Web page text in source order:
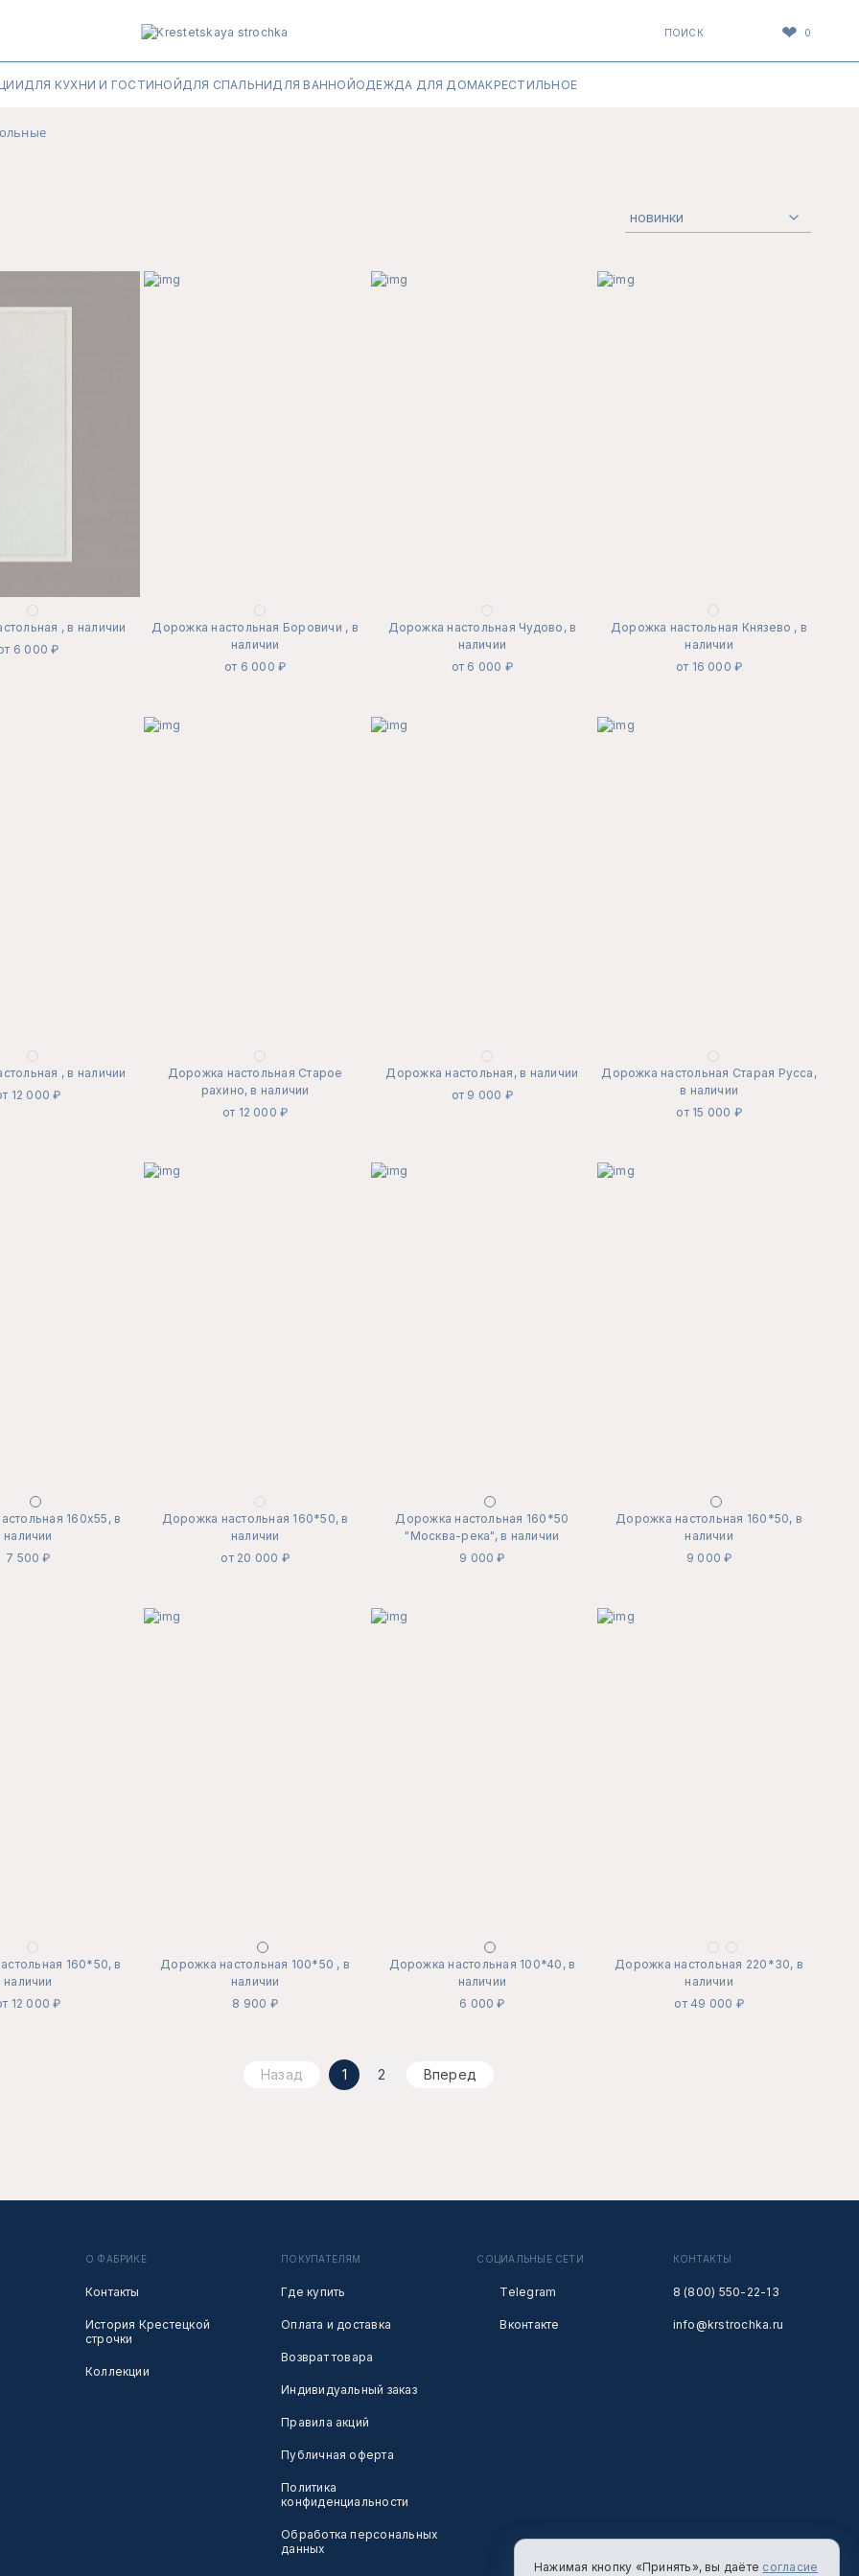
ПОИСК ❤ 0
ДЛЯ КУХНИ И ГОСТИНОЙДЛЯ СПАЛЬНИДЛЯ ВАННОЙОДЕЖДА ДЛЯ ДОМАКРЕСТИЛЬНОЕ
, в наличии
6 000 ₽
Дорожка настольная Боровичи , в
наличии
от 6 000 ₽
Дорожка настольная Чудово, в
наличии
от 6 000 ₽
Дорожка настольная Князево , в
наличии
от 16 000 ₽
, в наличии
12 000 ₽
Дорожка настольная Старое
рахино, в наличии
от 12 000 ₽
Дорожка настольная, в наличии
от 9 000 ₽
Дорожка настольная Старая Русса,
в наличии
от 15 000 ₽
160х55, в
наличии
7 500 ₽
Дорожка настольная 160*50, в
наличии
от 20 000 ₽
Дорожка настольная 160*50
"Москва-река", в наличии
9 000 ₽
Дорожка настольная 160*50, в
наличии
9 000 ₽
160*50, в
наличии
12 000 ₽
Дорожка настольная 100*50 , в
наличии
8 900 ₽
Дорожка настольная 100*40, в
наличии
6 000 ₽
Дорожка настольная 220*30, в
наличии
от 49 000 ₽
Назад 1 2 Вперед
О ФАБРИКЕ
Контакты
История Крестецкой
строчки
Коллекции
ПОКУПАТЕЛЯМ
Где купить
Оплата и доставка
Возврат товара
Индивидуальный заказ
Правила акций
Публичная оферта
Политика
конфиденциальности
Обработка персональных
данных
СОЦИАЛЬНЫЕ СЕТИ
Telegram
Вконтакте
КОНТАКТЫ
8 (800) 550-22-13
info@krstrochka.ru
Нажимая кнопку «Принять», вы даёте согласие